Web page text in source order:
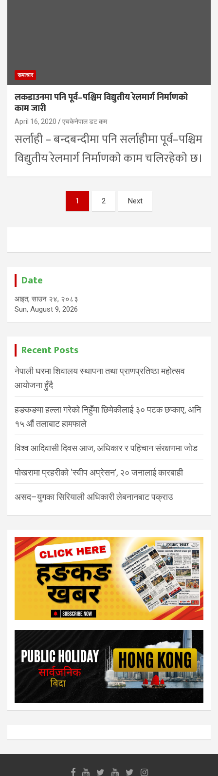
समाचार
लकडाउनमा पनि पूर्व–पश्चिम विद्युतीय रेलमार्ग निर्माणको
काम जारी
April 16, 2020 एचकेनेपाल डट कम
सर्लाही – बन्दबन्दीमा पनि सर्लाहीमा पूर्व–पश्चिम
विद्युतीय रेलमार्ग निर्माणको काम चलिरहेको छ।
pagination
1 2 Next
Date
आइत, साउन २४, २०८३
Sun, August 9, 2026
Recent Posts
नेपाली घरमा शिवालय स्थापना तथा प्राणप्रतिष्ठा महोत्सव
आयोजना हुँदै
हङकङमा हल्ला गरेको निहुँमा छिमेकीलाई ३० पटक छप्काए, अनि
१५ औं तलाबाट हामफाले
विश्व आदिवासी दिवस आज, अधिकार र पहिचान संरक्षणमा जोड
पोखरामा प्रहरीको ‘स्वीप अप्रेसन’, २० जनालाई कारबाही
असद–युगका सिरियाली अधिकारी लेबनानबाट पक्राउ